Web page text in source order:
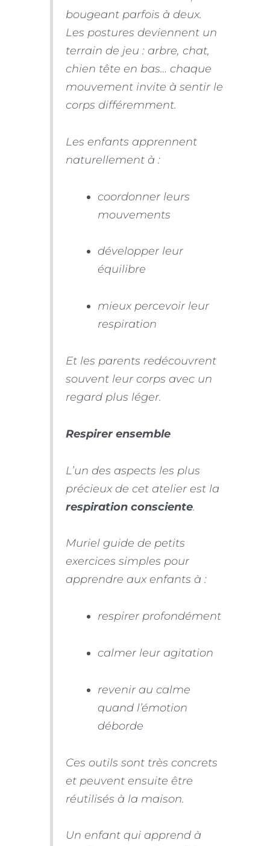
bougeant parfois à deux.
Les postures deviennent un
terrain de jeu : arbre, chat,
chien tête en bas… chaque
mouvement invite à sentir le
corps différemment.
Les enfants apprennent
naturellement à :
coordonner leurs
mouvements
développer leur
équilibre
mieux percevoir leur
respiration
Et les parents redécouvrent
souvent leur corps avec un
regard plus léger.
Respirer ensemble
L’un des aspects les plus
précieux de cet atelier est la
respiration consciente.
Muriel guide de petits
exercices simples pour
apprendre aux enfants à :
respirer profondément
calmer leur agitation
revenir au calme
quand l’émotion
déborde
Ces outils sont très concrets
et peuvent ensuite être
réutilisés à la maison.
Un enfant qui apprend à